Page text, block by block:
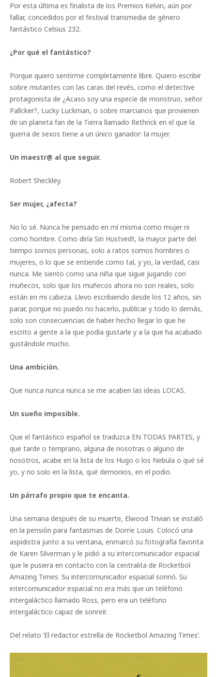
Por esta última es finalista de los Premios Kelvin, aún por
fallar, concedidos por el festival transmedia de género
fantástico Celsius 232.
¿Por qué el fantástico?
Porque quiero sentirme completamente libre. Quiero escribir
sobre mutantes con las caras del revés, como el detective
protagonista de ¿Acaso soy una especie de monstruo, señor
Pallcker?, Lucky Luckman, o sobre marcianos que provienen
de un planeta fan de la Tierra llamado Rethrick en el que la
guerra de sexos tiene a un único ganador: la mujer.
Un maestr@ al que seguir.
Robert Sheckley.
Ser mujer, ¿afecta?
No lo sé. Nunca he pensado en mí misma como mujer ni
como hombre. Como diría Siri Hustvedt, la mayor parte del
tiempo somos personas, solo a ratos somos hombres o
mujeres, o lo que se entiende como tal, y yo, la verdad, casi
nunca. Me siento como una niña que sigue jugando con
muñecos, solo que los muñecos ahora no son reales, solo
están en mi cabeza. Llevo escribiendo desde los 12 años, sin
parar, porque no puedo no hacerlo, publicar y todo lo demás,
solo son consecuencias de haber hecho llegar lo que he
escrito a gente a la que podía gustarle y a la que ha acabado
gustándole mucho.
Una ambición.
Que nunca nunca nunca se me acaben las ideas LOCAS.
Un sueño imposible.
Que el fantástico español se traduzca EN TODAS PARTES, y
que tarde o temprano, alguna de nosotras o alguno de
nosotros, acabe en la lista de los Hugo o los Nebula o qué sé
yo, y no solo en la lista, qué demonios, en el podio.
Un párrafo propio que te encanta.
Una semana después de su muerte, Elwood Trivian se instaló
en la pensión para fantasmas de Dorrie Louis. Colocó una
aspidistra junto a su ventana, enmarcó su fotografía favorita
de Karen Silverman y le pidió a su intercomunicador espacial
que le pusiera en contacto con la centralita de Rocketbol
Amazing Times. Su intercomunicador espacial sonrió. Su
intercomunicador espacial no era más que un teléfono
intergaláctico llamado Ross, pero era un teléfono
intergaláctico capaz de sonreír.
Del relato ‘El redactor estrella de Rocketbol Amazing Times’.